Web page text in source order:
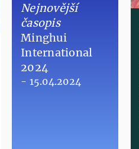
Nejnovější
časopis
Minghui
International
2024
- 15.04.2024